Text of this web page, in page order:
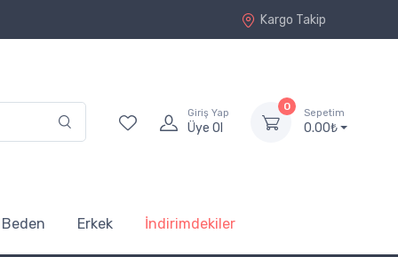
Kargo Takip
Giriş Yap
Üye Ol
0
Sepetim
0.00₺
Erkek İndirimdekiler